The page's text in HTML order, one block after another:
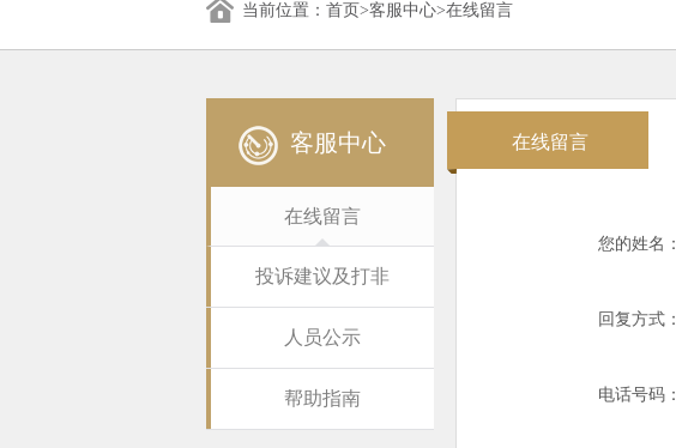
当前位置： 首页>客服中心>在线留言
客服中心
在线留言
投诉建议及打非
人员公示
帮助指南
在线留言
您的姓名：
回复方式：
电话号码：